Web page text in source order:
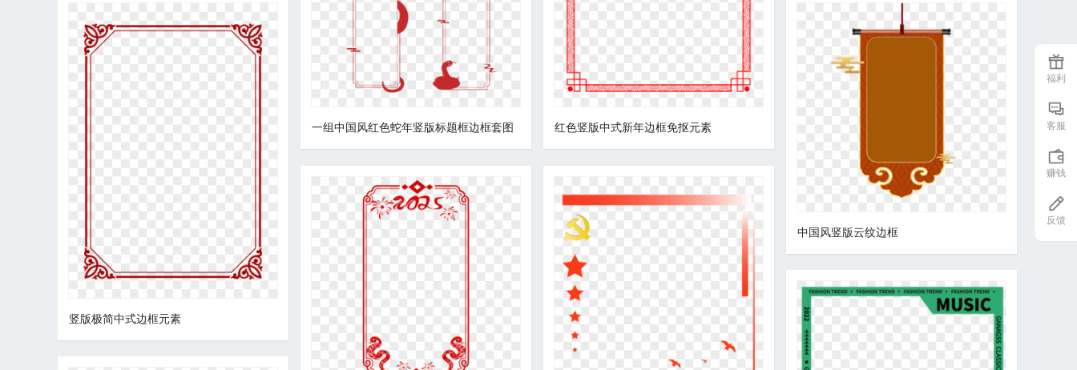
一组中国风红色蛇年竖版标题框边框套图 红色竖版中式新年边框免抠元素
竖版极简中式边框元素
中国风竖版云纹边框
福利
客服
赚钱
反馈